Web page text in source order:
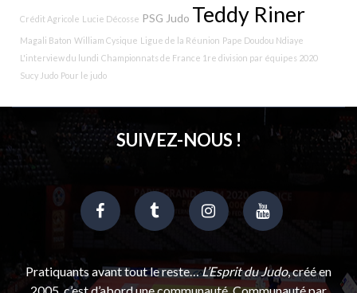
Crédit Agricole Lucie Décosse PSG Judo Teddy Riner
Magali Baton William Cysique Ligue de la Réunion Pape Doudou Ndiaye
L'interview du lundi Championnats de France 1re division par équipes 2020
Sucy Judo Pour le judo
SUIVEZ-NOUS !
Pratiquants avant tout le reste…L’Esprit du Judo, créé en